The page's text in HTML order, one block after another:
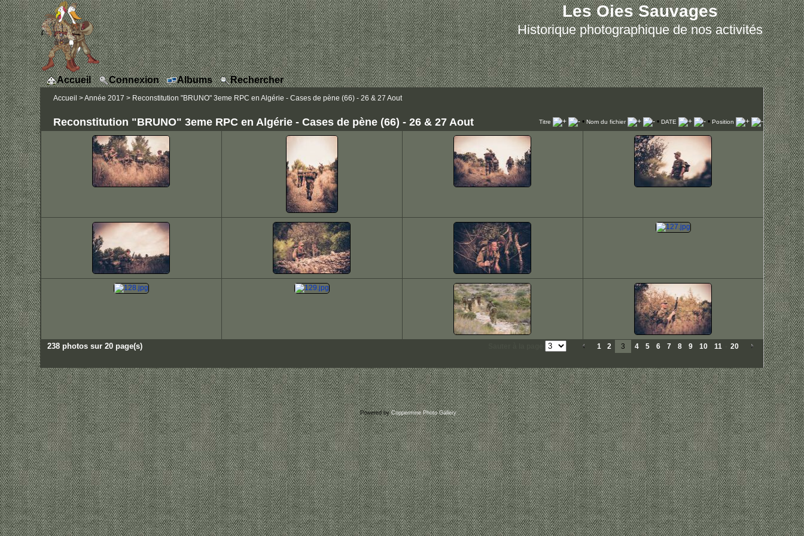
Les Oies Sauvages
Historique photographique de nos activités
Accueil Connexion Albums Rechercher
Accueil >Année 2017 > Reconstitution "BRUNO" 3eme RPC en Algérie - Cases de pène (66) - 26 & 27 Aout
Reconstitution "BRUNO" 3eme RPC en Algérie - Cases de pène (66) - 26 & 27 Aout Titre • Nom du fichier • DATE • Position
238 photos sur 20 page(s) 1 2 3 4 5 6 7 8 9 10 11 20
Powered byCoppermine Photo Gallery